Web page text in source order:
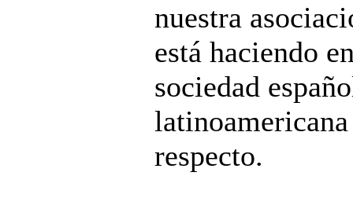
nuestra
está haciendo
sociedad
respecto.